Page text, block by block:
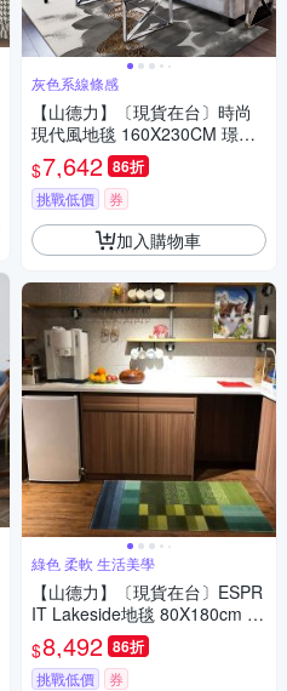
灰色系線條感
【山德力】〔現貨在台〕時尚
現代風地毯 160X230CM 璟宜-
白
$7,642 86折
挑戰低價 券
加入購物車
綠色 柔軟 生活美學
【山德力】〔現貨在台〕ESPR
IT Lakeside地毯 80X180cm 春
意
$8,492 86折
挑戰低價 券